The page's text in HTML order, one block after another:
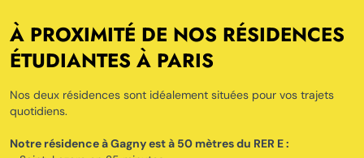
À PROXIMITÉ DE NOS RÉSIDENCES
ÉTUDIANTES À PARIS
Nos deux résidences sont idéalement situées pour vos trajets
quotidiens.
Notre résidence à Gagny est à 50 mètres du RER E :